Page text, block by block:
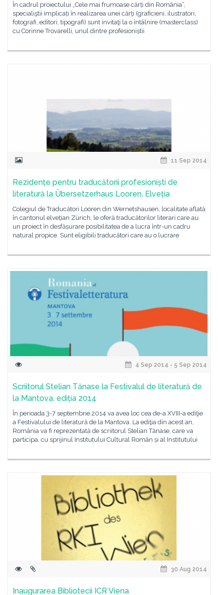
În cadrul proiectului „Cele mai frumoase cărți din România”,
specialiştii implicați în realizarea unei cărți (graficieni, ilustratori,
fotografi, editori, tipografi) sunt invitaţi la o întâlnire (masterclass)
cu Corinne Trovarelli, unul dintre profesioniștii
11 Sep 2014
Rezidențe pentru traducătorii profesioniști de
literatură la Übersetzerhaus Looren, Elveția
Colegiul de Traducători Looren din Wernetshausen, localitate aflată
în cantonul elvețian Zürich, le oferă traducătorilor literari care au
un proiect în desfășurare posibilitatea de a lucra într-un cadru
natural propice. Sunt eligibili traducători care au o lucrare
4 Sep 2014 - 5 Sep 2014
Scriitorul Stelian Tănase la Festivalul de literatură de
la Mantova, ediția 2014
În perioada 3-7 septembrie 2014 va avea loc cea de-a XVIII-a ediţie
a Festivalului de literatură de la Mantova. La ediţia din acest an,
România va fi reprezentată de scriitorul Stelian Tănase, care va
participa, cu sprijinul Institutului Cultural Român și al Institutului
30 Aug 2014
Inaugurarea Bibliotecii ICR Viena